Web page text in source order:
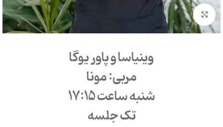
بزرگنمایی تصویر
وینیاسا و پاور یوگا
مربی: مونا
شنبه ساعت 17:15
تک جلسه